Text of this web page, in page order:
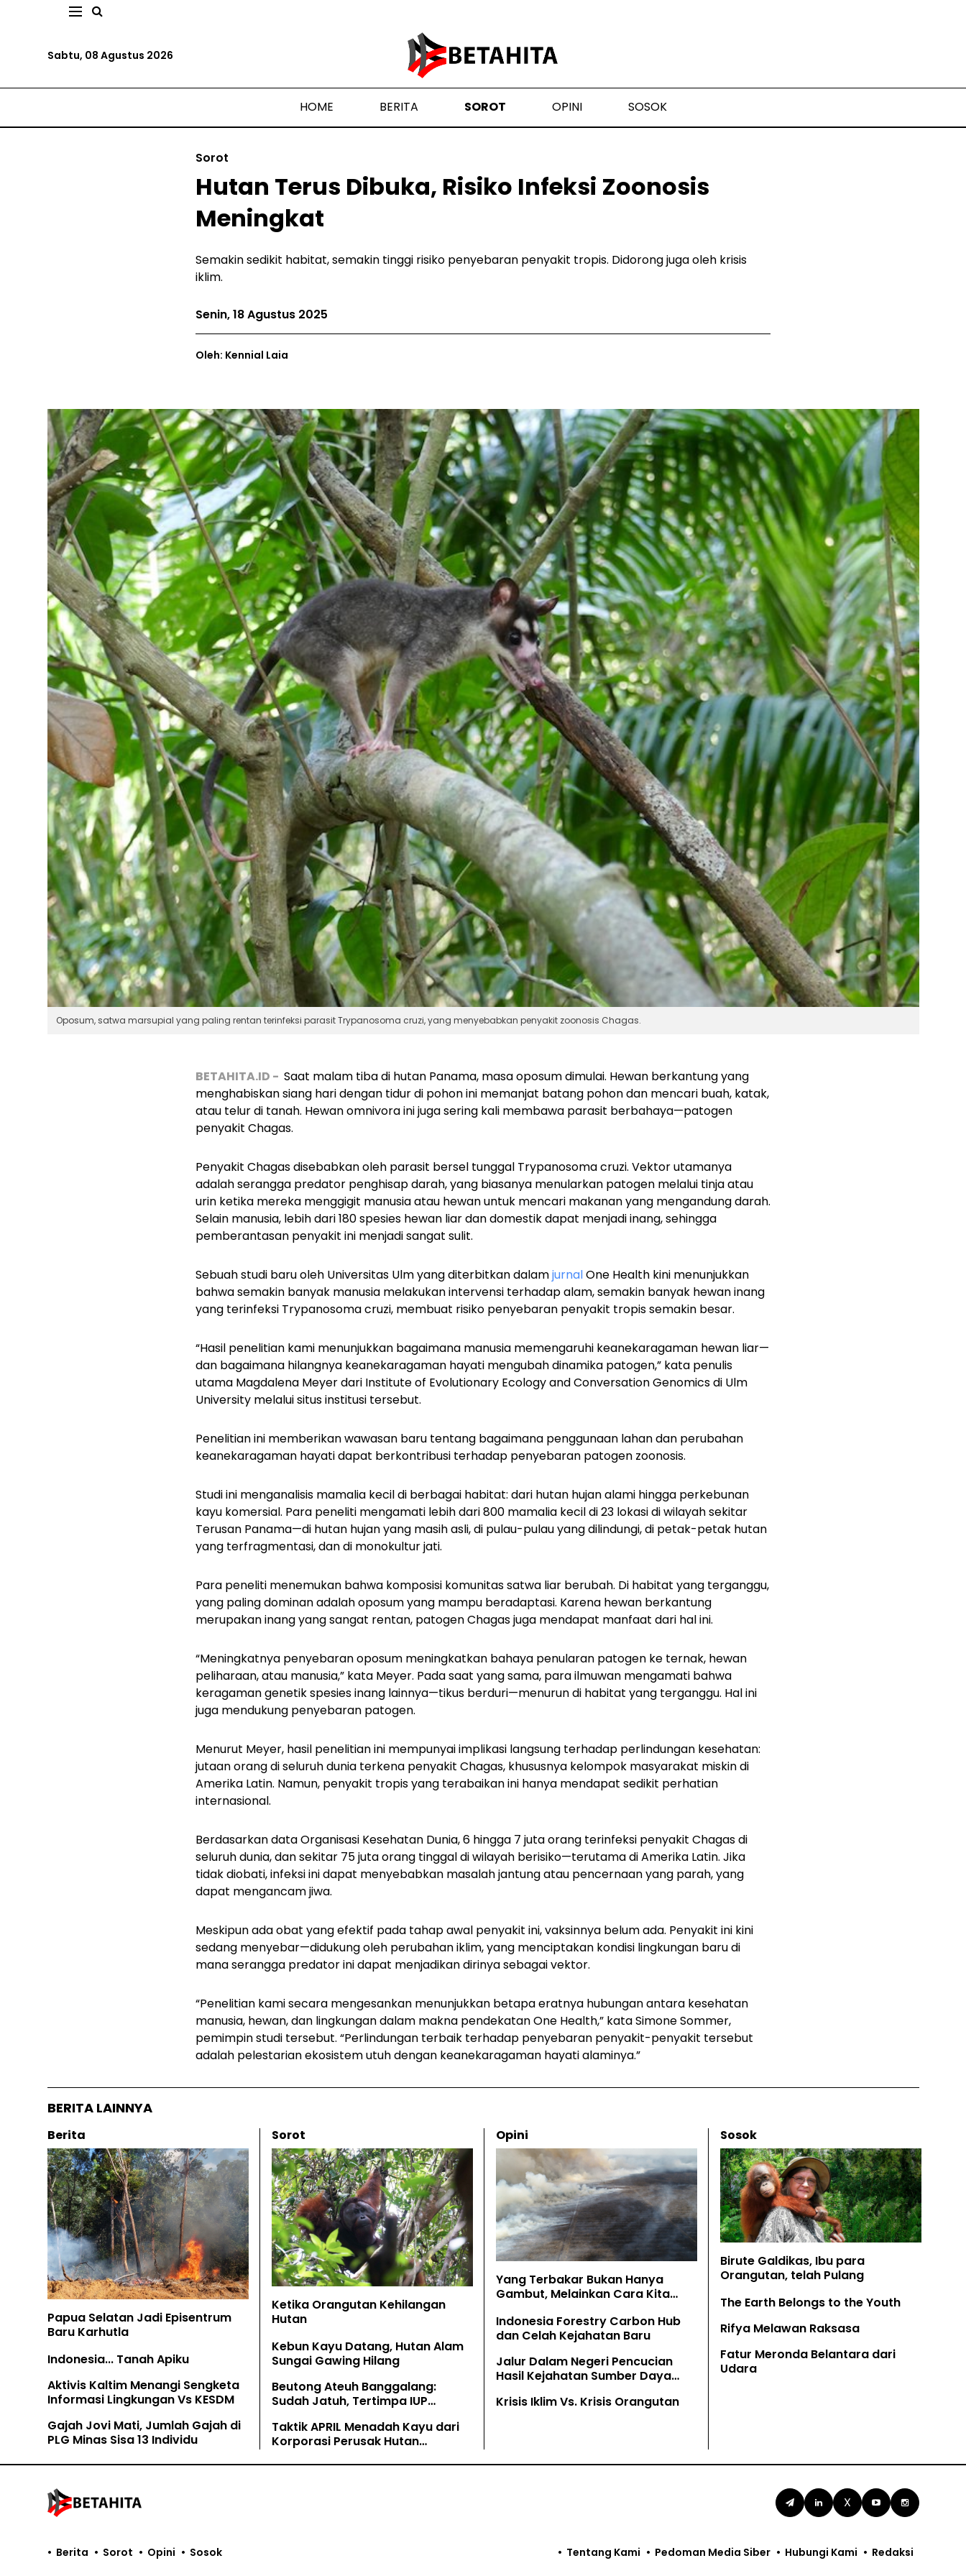
Sabtu, 08 Agustus 2026
HOME BERITA SOROT OPINI SOSOK
Sorot
Hutan Terus Dibuka, Risiko Infeksi Zoonosis
Meningkat
Semakin sedikit habitat, semakin tinggi risiko penyebaran penyakit tropis. Didorong juga oleh krisis
iklim.
Senin, 18 Agustus 2025
Oleh: Kennial Laia
Oposum, satwa marsupial yang paling rentan terinfeksi parasit Trypanosoma cruzi, yang menyebabkan penyakit zoonosis Chagas.
BETAHITA.ID - Saat malam tiba di hutan Panama, masa oposum dimulai. Hewan berkantung yang
menghabiskan siang hari dengan tidur di pohon ini memanjat batang pohon dan mencari buah, katak,
atau telur di tanah. Hewan omnivora ini juga sering kali membawa parasit berbahaya—patogen
penyakit Chagas.
Penyakit Chagas disebabkan oleh parasit bersel tunggal Trypanosoma cruzi. Vektor utamanya
adalah serangga predator penghisap darah, yang biasanya menularkan patogen melalui tinja atau
urin ketika mereka menggigit manusia atau hewan untuk mencari makanan yang mengandung darah.
Selain manusia, lebih dari 180 spesies hewan liar dan domestik dapat menjadi inang, sehingga
pemberantasan penyakit ini menjadi sangat sulit.
Sebuah studi baru oleh Universitas Ulm yang diterbitkan dalamjurnalOne Health kini menunjukkan
bahwa semakin banyak manusia melakukan intervensi terhadap alam, semakin banyak hewan inang
yang terinfeksi Trypanosoma cruzi, membuat risiko penyebaran penyakit tropis semakin besar.
“Hasil penelitian kami menunjukkan bagaimana manusia memengaruhi keanekaragaman hewan liar—
dan bagaimana hilangnya keanekaragaman hayati mengubah dinamika patogen,” kata penulis
utama Magdalena Meyer dari Institute of Evolutionary Ecology and Conversation Genomics di Ulm
University melalui situs institusi tersebut.
Penelitian ini memberikan wawasan baru tentang bagaimana penggunaan lahan dan perubahan
keanekaragaman hayati dapat berkontribusi terhadap penyebaran patogen zoonosis.
Studi ini menganalisis mamalia kecil di berbagai habitat: dari hutan hujan alami hingga perkebunan
kayu komersial. Para peneliti mengamati lebih dari 800 mamalia kecil di 23 lokasi di wilayah sekitar
Terusan Panama—di hutan hujan yang masih asli, di pulau-pulau yang dilindungi, di petak-petak hutan
yang terfragmentasi, dan di monokultur jati.
Para peneliti menemukan bahwa komposisi komunitas satwa liar berubah. Di habitat yang terganggu,
yang paling dominan adalah oposum yang mampu beradaptasi. Karena hewan berkantung
merupakan inang yang sangat rentan, patogen Chagas juga mendapat manfaat dari hal ini.
“Meningkatnya penyebaran oposum meningkatkan bahaya penularan patogen ke ternak, hewan
peliharaan, atau manusia,” kata Meyer. Pada saat yang sama, para ilmuwan mengamati bahwa
keragaman genetik spesies inang lainnya—tikus berduri—menurun di habitat yang terganggu. Hal ini
juga mendukung penyebaran patogen.
Menurut Meyer, hasil penelitian ini mempunyai implikasi langsung terhadap perlindungan kesehatan:
jutaan orang di seluruh dunia terkena penyakit Chagas, khususnya kelompok masyarakat miskin di
Amerika Latin. Namun, penyakit tropis yang terabaikan ini hanya mendapat sedikit perhatian
internasional.
Berdasarkan data Organisasi Kesehatan Dunia, 6 hingga 7 juta orang terinfeksi penyakit Chagas di
seluruh dunia, dan sekitar 75 juta orang tinggal di wilayah berisiko—terutama di Amerika Latin. Jika
tidak diobati, infeksi ini dapat menyebabkan masalah jantung atau pencernaan yang parah, yang
dapat mengancam jiwa.
Meskipun ada obat yang efektif pada tahap awal penyakit ini, vaksinnya belum ada. Penyakit ini kini
sedang menyebar—didukung oleh perubahan iklim, yang menciptakan kondisi lingkungan baru di
mana serangga predator ini dapat menjadikan dirinya sebagai vektor.
“Penelitian kami secara mengesankan menunjukkan betapa eratnya hubungan antara kesehatan
manusia, hewan, dan lingkungan dalam makna pendekatan One Health,” kata Simone Sommer,
pemimpin studi tersebut. “Perlindungan terbaik terhadap penyebaran penyakit-penyakit tersebut
adalah pelestarian ekosistem utuh dengan keanekaragaman hayati alaminya.”
BERITA LAINNYA
Berita
Papua Selatan Jadi Episentrum
Baru Karhutla
Indonesia... Tanah Apiku
Aktivis Kaltim Menangi Sengketa
Informasi Lingkungan Vs KESDM
Gajah Jovi Mati, Jumlah Gajah di
PLG Minas Sisa 13 Individu
Sorot
Ketika Orangutan Kehilangan
Hutan
Kebun Kayu Datang, Hutan Alam
Sungai Gawing Hilang
Beutong Ateuh Banggalang:
Sudah Jatuh, Tertimpa IUP
Taktik APRIL Menadah Kayu dari
Korporasi Perusak Hutan
Opini
Yang Terbakar Bukan Hanya
Gambut, Melainkan Cara Kita
Indonesia Forestry Carbon Hub
dan Celah Kejahatan Baru
Jalur Dalam Negeri Pencucian
Hasil Kejahatan Sumber Daya
Krisis Iklim Vs. Krisis Orangutan
Sosok
Birute Galdikas, Ibu para
Orangutan, telah Pulang
The Earth Belongs to the Youth
Rifya Melawan Raksasa
Fatur Meronda Belantara dari
Udara
X
Berita Sorot Opini Sosok Tentang Kami Pedoman Media Siber Hubungi Kami Redaksi